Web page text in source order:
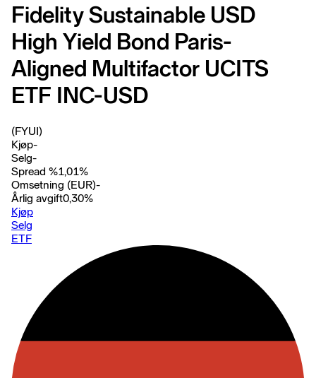
Fidelity Sustainable USD
High Yield Bond Paris-
Aligned Multifactor UCITS
ETF INC-USD
(FYUI)
Kjøp-
Selg-
Spread %1,01%
Omsetning (EUR)-
Årlig avgift0,30%
Kjøp
Selg
ETF